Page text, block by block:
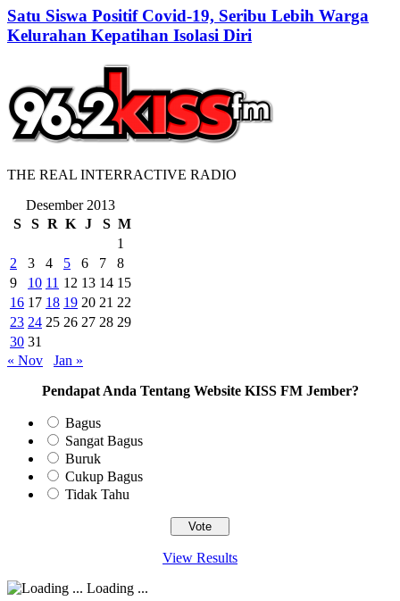
Satu Siswa Positif Covid-19, Seribu Lebih Warga
Kelurahan Kepatihan Isolasi Diri
THE REAL INTERRACTIVE RADIO
Desember 2013
S
S R K J S M
1
2
3 4 5 6 7
8
9
10 11 12 13 14 15
16 17 18 19 20 21 22
23 24 25 26 27 28 29
30 31
« Nov
Jan »
Pendapat Anda Tentang Website KISS FM Jember?
Bagus
Sangat Bagus
Buruk
Cukup Bagus
Tidak Tahu
View Results
Loading ...